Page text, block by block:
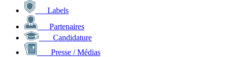
Labels
Partenaires
Candidature
Presse / Médias